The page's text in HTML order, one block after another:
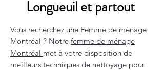
Longueuil et partout
Vous recherchez une Femme de ménage
Montréal ? Notre femme de ménage
Montréal met à votre disposition de
meilleurs techniques de nettoyage pour